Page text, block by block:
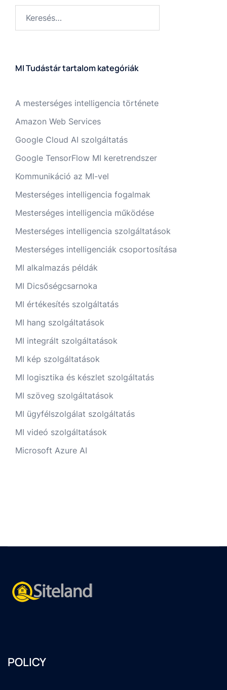
MI Tudástár tartalom kategóriák
A mesterséges intelligencia története
Amazon Web Services
Google Cloud AI szolgáltatás
Google TensorFlow MI keretrendszer
Kommunikáció az MI-vel
Mesterséges intelligencia fogalmak
Mesterséges intelligencia működése
Mesterséges intelligencia szolgáltatások
Mesterséges intelligenciák csoportosítása
MI alkalmazás példák
MI Dicsőségcsarnoka
MI értékesítés szolgáltatás
MI hang szolgáltatások
MI integrált szolgáltatások
MI kép szolgáltatások
MI logisztika és készlet szolgáltatás
MI szöveg szolgáltatások
MI ügyfélszolgálat szolgáltatás
MI videó szolgáltatások
Microsoft Azure AI
POLICY